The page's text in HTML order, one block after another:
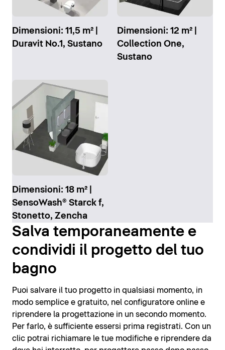
Dimensioni: 11,5 m² |
Duravit No.1, Sustano
Dimensioni: 12 m² |
Collection One,
Sustano
Dimensioni: 18 m² |
SensoWash® Starck f,
Stonetto, Zencha
Salva temporaneamente e
condividi il progetto del tuo
bagno
Puoi salvare il tuo progetto in qualsiasi momento, in
modo semplice e gratuito, nel configuratore online e
riprendere la progettazione in un secondo momento.
Per farlo, è sufficiente essersi prima registrati. Con un
clic potrai richiamare le tue modifiche e riprendere da